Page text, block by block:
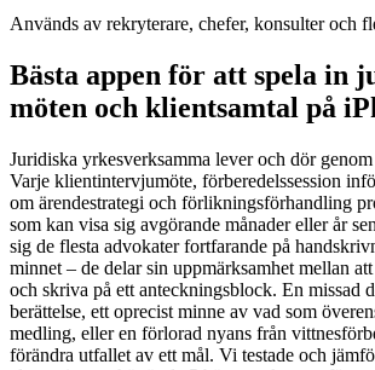
Används av rekryterare, chefer, konsulter och
Bästa appen för att spela in
möten och klientsamtal på
Juridiska yrkesverksamma lever och dör
Varje klientintervjumöte, förberedelssession
om ärendestrategi och förlikningsförhandling
som kan visa sig avgörande månader eller år
sig de flesta advokater fortfarande på
minnet – de delar sin uppmärksamhet mellan
och skriva på ett anteckningsblock. En missad
berättelse, ett oprecist minne av vad som
medling, eller en förlorad nyans från
förändra utfallet av ett mål. Vi testade och